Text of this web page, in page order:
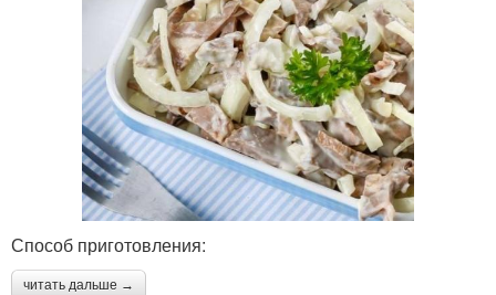
Способ приготовления:
читать дальше →